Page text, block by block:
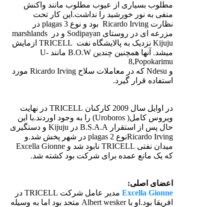
مطلوب بسیاری از عیوب مطلوب مانند واکنش
منفی به نور خورشید را نداشت.این کار تحت
نظارت Ricardo Irving بود و نوع plagas 3 در
مزرعه ای در روستای Sodipayan و در marshlands
Kijuju نزدیک به پالایشگاه نفت TRICELL ازمایش
میشد. آنها همچنین چندین B.O.W مانند U-
8,Popokarimu
و Ndesu که در معاملات سلاح Ricardo Irving مورد
استفاده قرار گیرد.
در اوایل سال 2009 کارکنان TRICELL در نهایت
ویروس کامل( Uroboros) را به وجود اوردند.با این
حال پس از استقرار B.S.A.A در Kijuju و دستگیری
Ricardo Irvingنوع 2 plagas در شهر پخش شد.و
میدان نفتی TRICELL نابود شد و Excella Gionne
که یک مانع عمده برای شرکت بود کشته شد.
اعضای اصلی:
Excella Gionne
مدیر عامل شرکت TRICELL در
افریقا بود.او با Albert wesker متحد بود اما به وسیله